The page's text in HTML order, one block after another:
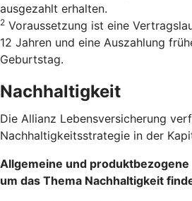
ausgezahlt erhalten.
2 Voraussetzung ist eine
12 Jahren und eine Auszahlung
Geburtstag.
Nachhaltigkeit
Die Allianz Lebensversicherung
Nachhaltigkeitsstrategie in der
Allgemeine und
um das Thema Nachhaltigkeit